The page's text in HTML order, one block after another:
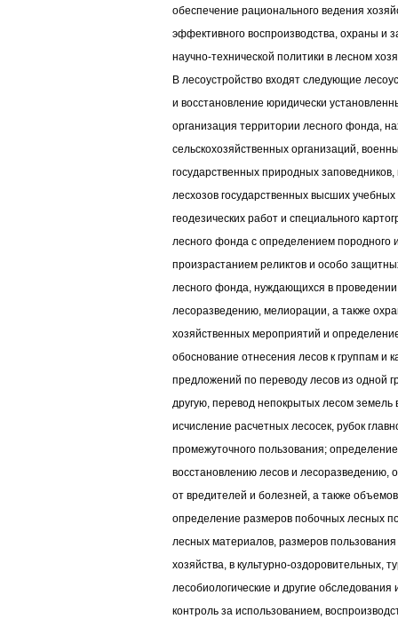
обеспечение рационального ведения
эффективного воспроизводства, охраны и
научно-технической политики в лесном
В лесоустройство входят следующие
и восстановление юридически
организация территории лесного фонда,
сельскохозяйственных организаций,
государственных природных
лесхозов государственных высших
геодезических работ и специального
лесного фонда с определением породного
произрастанием реликтов и особо
лесного фонда, нуждающихся в проведении
лесоразведению, мелиорации, а также
хозяйственных мероприятий и
обоснование отнесения лесов к группам и
предложений по переводу лесов из одной
другую, перевод непокрытых лесом
исчисление расчетных лесосек, рубок
промежуточного пользования;
восстановлению лесов и лесоразведению,
от вредителей и болезней, а также
определение размеров побочных лесных
лесных материалов, размеров
хозяйства, в культурно-оздоровительных,
лесобиологические и другие обследования
контроль за использованием,